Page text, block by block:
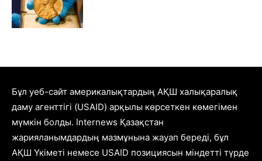
Бұл уеб-сайт америкалықтардың АҚШ халықаралық
даму агенттігі (USAID) арқылы көрсеткен көмегімен
мүмкін болды. Internews Қазақстан
жарияланымдардың мазмұнына жауап береді, бұл
АҚШ Үкіметі немесе USAID позициясын міндетті түрде